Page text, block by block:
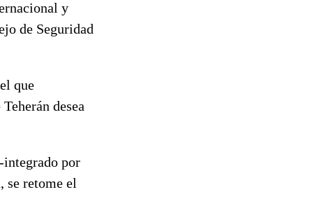
y
de Seguridad
que
desea
integrado por
se retome el